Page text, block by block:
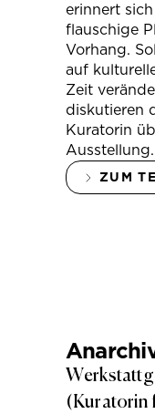
erinnert
flauschige
Vorhang.
auf
Zeit
diskutieren
Kuratorin
Ausstellung.
ZUM
(Kuratorin